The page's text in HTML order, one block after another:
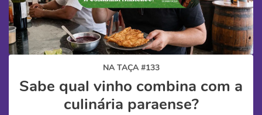
NA TAÇA #133
Sabe qual vinho combina com a
culinária paraense?